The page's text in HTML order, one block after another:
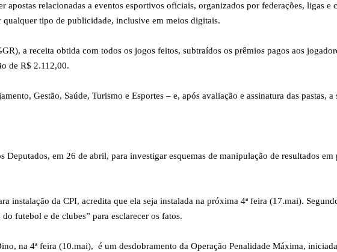
apostas relacionadas a eventos esportivos oficiais, organizados por federações, ligas e
tipo de publicidade, inclusive em meios digitais.
a receita obtida com todos os jogos feitos, subtraídos os prêmios pagos aos
de R$ 2.112,00.
Gestão, Saúde, Turismo e Esportes – e, após avaliação e assinatura das pastas, a
Deputados, em 26 de abril, para investigar esquemas de manipulação de resultados
instalação da CPI, acredita que ela seja instalada na próxima 4ª feira (17.mai).
futebol e de clubes” para esclarecer os fatos.
na 4ª feira (10.mai), é um desdobramento da Operação Penalidade Máxima,